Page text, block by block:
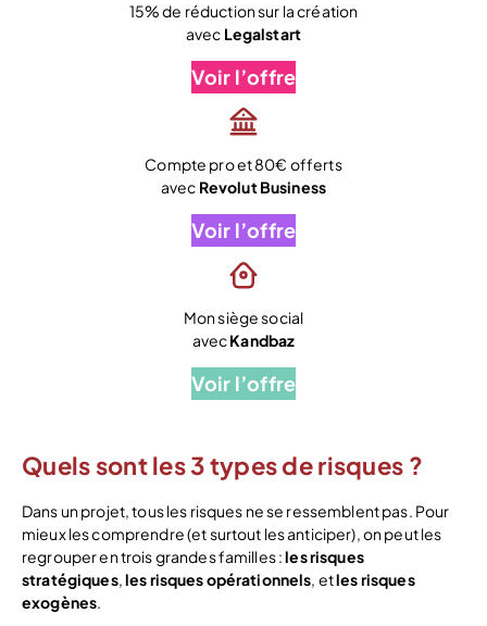
15% de réduction sur la création
avec Legalstart
Voir l’offre
Compte pro et 80€ offerts
avec Revolut Business
Voir l’offre
Mon siège social
avecKandbaz
Voir l’offre
Quels sont les 3 types de risques ?
Dans un projet, tous les risques ne se ressemblent pas. Pour
mieux les comprendre (et surtout les anticiper), on peut les
regrouper en trois grandes familles :les risques
stratégiques,les risques opérationnels, etles risques
exogènes.